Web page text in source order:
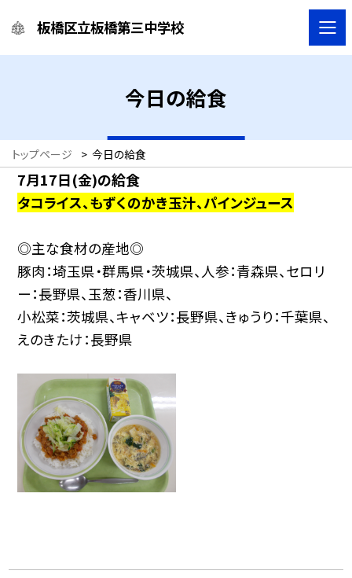
板橋区立板橋第三中学校
今日の給食
トップページ > 今日の給食
7月17日(金)の給食
タコライス、もずくのかき玉汁、パインジュース
◎主な食材の産地◎
豚肉：埼玉県・群馬県・茨城県、人参：青森県、セロリ
ー：長野県、玉葱：香川県、
小松菜：茨城県、キャベツ：長野県、きゅうり：千葉県、
えのきたけ：長野県